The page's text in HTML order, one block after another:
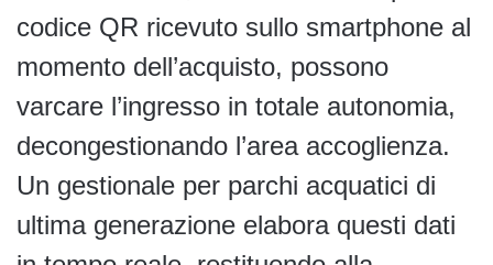
codice QR ricevuto sullo smartphone al
momento dell’acquisto, possono
varcare l’ingresso in totale autonomia,
decongestionando l’area accoglienza.
Un gestionale per parchi acquatici di
ultima generazione elabora questi dati